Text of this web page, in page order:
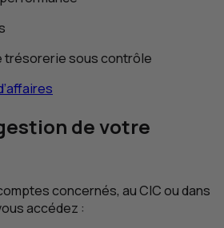
trésorerie sous contrôle
de votre
concernés, auCICou dans
accédez :